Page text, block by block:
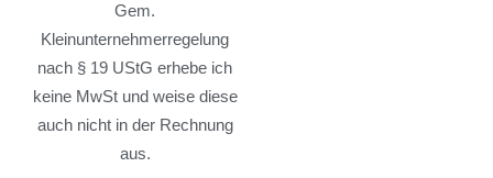
Gem.
Kleinunternehmerregelung
nach § 19 UStG erhebe ich
keine MwSt und weise diese
auch nicht in der Rechnung
aus.